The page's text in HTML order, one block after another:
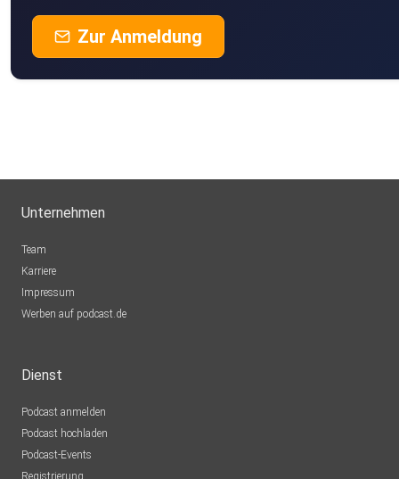
Zur Anmeldung
Unternehmen
Team
Karriere
Impressum
Werben auf podcast.de
Dienst
Podcast anmelden
Podcast hochladen
Podcast-Events
Registrierung